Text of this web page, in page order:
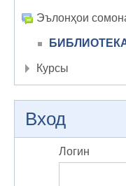
Эълонҳои
Курсы
Вход
Логин